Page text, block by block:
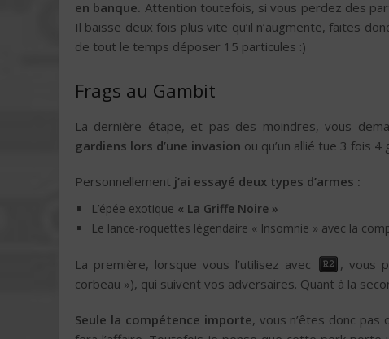
en banque. Attention toutefois, si vous perdez des
Il baisse deux fois plus vite qu’il n’augmente, faites
de tout le temps déposer 15 particules :)
Frags au Gambit
La dernière étape, et pas des moindres, vous
gardiens lors d’une invasion ou qu’un allié tue 3 fois 4
Personnellement j’ai essayé deux types d’armes :
L’épée exotique « La Griffe Noire »
Le lance-roquettes légendaire « Insomnie » avec la
La première, lorsque vous l’utilisez avec
, vous
corbeau »), qui suivent vos adversaires. Quant à la
Seule la compétence importe, vous n’êtes donc